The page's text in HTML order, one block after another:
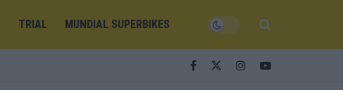
TRIAL MUNDIAL SUPERBIKES